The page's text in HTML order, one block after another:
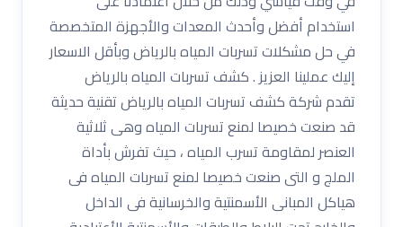
استخدام أفضل وأحدث المعدات والأجهزة المتخصصة
في حل مشكلات تسربات المياه بالرياض وبأقل الاسعار
إليك عملينا العزيز . كشف تسربات المياه بالرياض
تقدم شركة كشف تسربات المياه بالرياض تقنية حديثة
قد صنعت خصيصا لمنع تسربات المياه وهى ثلاثية
العنصر لمقاومة تسرب المياه ، حيث تفرش بأداة
الملج و التى صنعت خصيصا لمنع تسربات المياه فى
هياكل المبانى الأسمنتية والخرسانية فى الداخل